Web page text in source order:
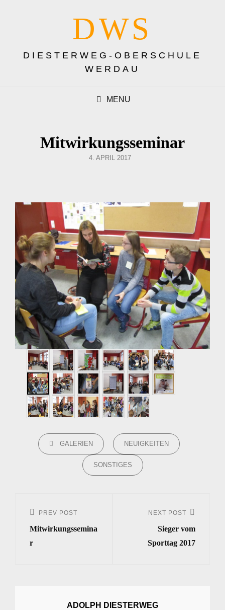
DWS
DIESTERWEG-OBERSCHULE
WERDAU
MENU
Mitwirkungsseminar
POSTED
4. APRIL 2017
CATEGORIES
GALERIEN NEUIGKEITEN
SONSTIGES
Navigation
Previous
Post
PREV POST
Mitwirkungssemina
r
NEXT POST
Sieger vom
Sporttag 2017
ADOLPH DIESTERWEG